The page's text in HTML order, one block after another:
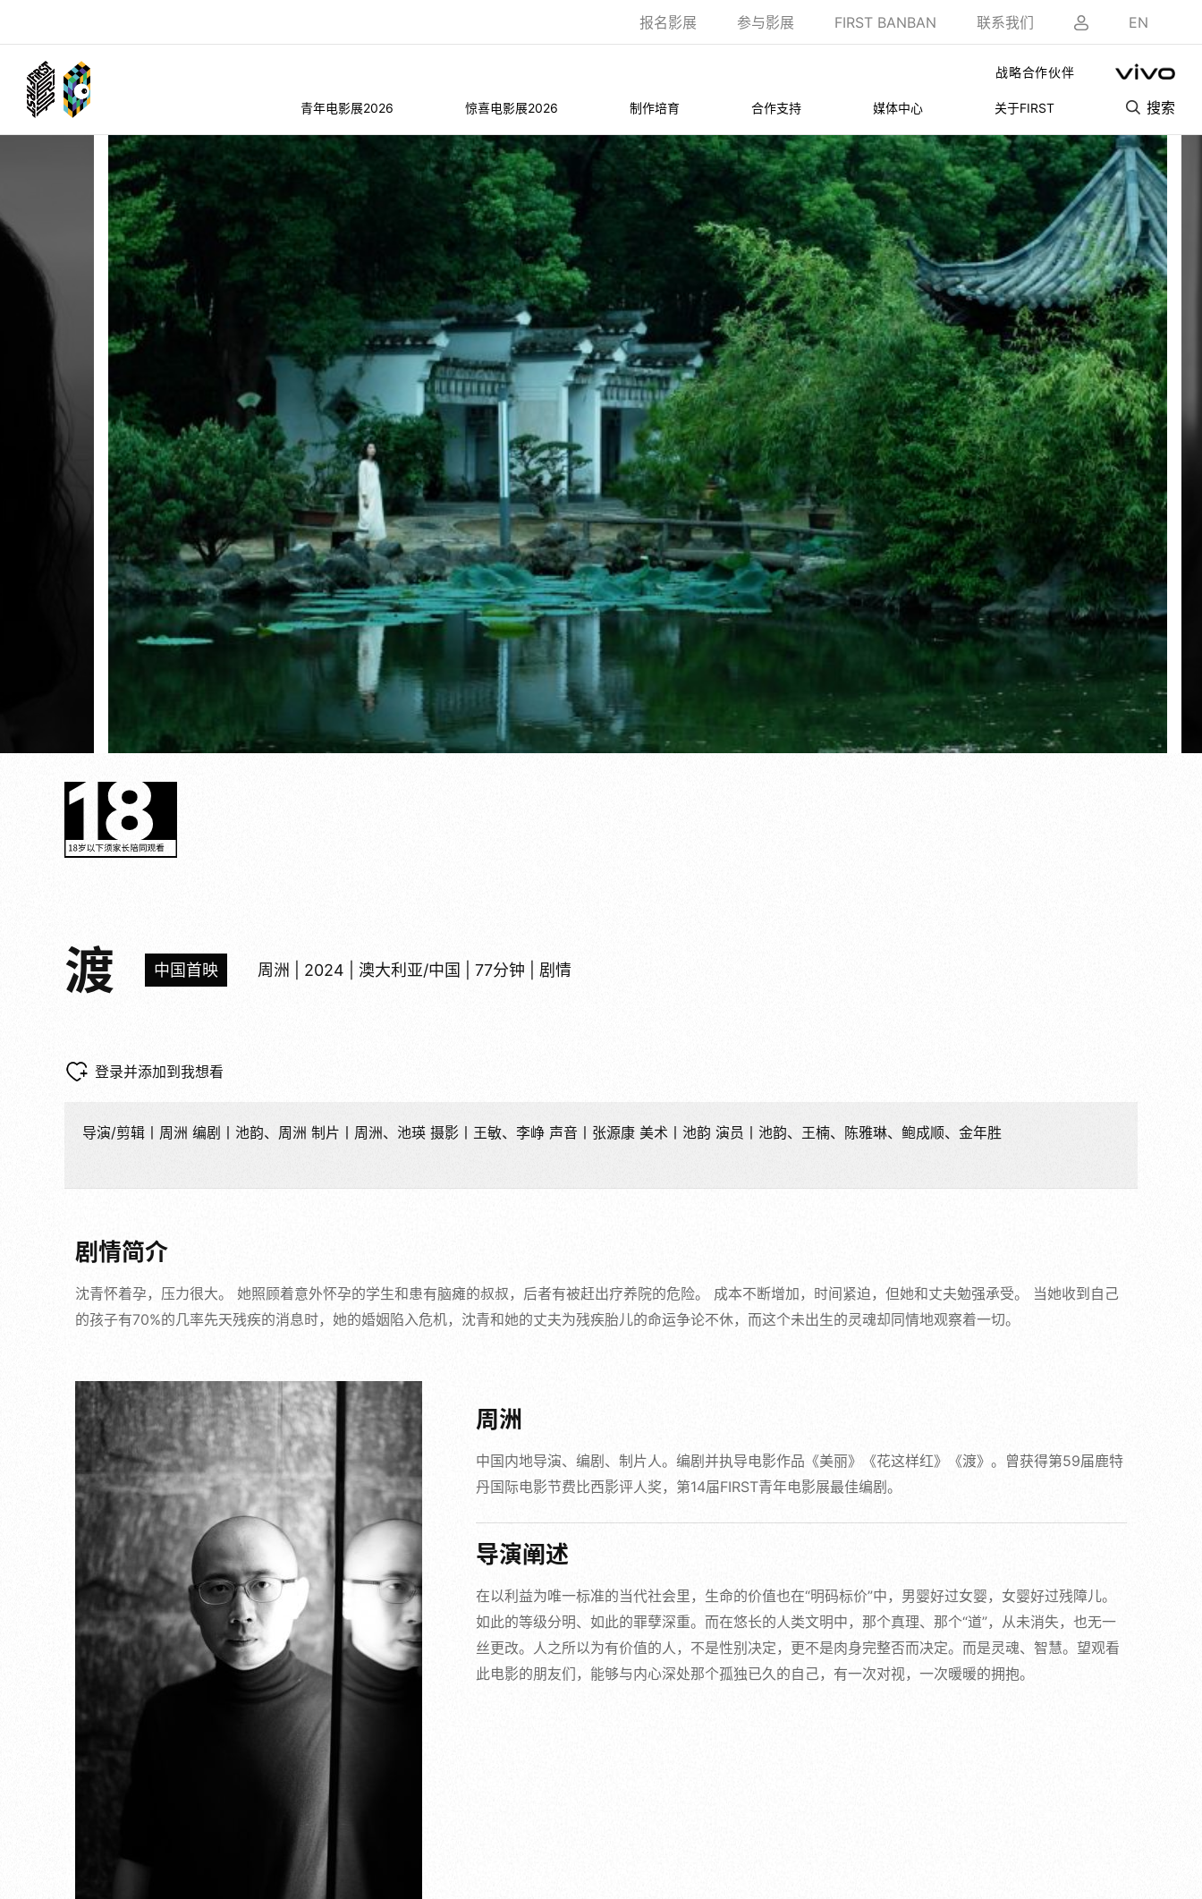
报名影展 参与影展 FIRST BANBAN 联系我们 EN
战略合作伙伴
青年电影展2026 惊喜电影展2026 制作培育 合作支持 媒体中心 关于FIRST 搜索
渡 中国首映 周洲 | 2024 | 澳大利亚/中国 | 77分钟 | 剧情
登录并添加到我想看
导演/剪辑丨周洲 编剧丨池韵、周洲 制片丨周洲、池瑛 摄影丨王敏、李峥 声音丨张源康 美术丨池韵 演员丨池韵、王楠、陈雅琳、鲍成顺、金年胜
剧情简介
沈青怀着孕，压力很大。 她照顾着意外怀孕的学生和患有脑瘫的叔叔，后者有被赶出疗养院的危险。 成本不断增加，时间紧迫，但她和丈夫勉强承受。 当她收到自己
的孩子有70%的几率先天残疾的消息时，她的婚姻陷入危机，沈青和她的丈夫为残疾胎儿的命运争论不休，而这个未出生的灵魂却同情地观察着一切。
周洲
中国内地导演、编剧、制片人。编剧并执导电影作品《美丽》《花这样红》《渡》。曾获得第59届鹿特
丹国际电影节费比西影评人奖，第14届FIRST青年电影展最佳编剧。
导演阐述
在以利益为唯一标准的当代社会里，生命的价值也在“明码标价”中，男婴好过女婴，女婴好过残障儿。
如此的等级分明、如此的罪孽深重。而在悠长的人类文明中，那个真理、那个“道”，从未消失，也无一
丝更改。人之所以为有价值的人，不是性别决定，更不是肉身完整否而决定。而是灵魂、智慧。望观看
此电影的朋友们，能够与内心深处那个孤独已久的自己，有一次对视，一次暖暖的拥抱。